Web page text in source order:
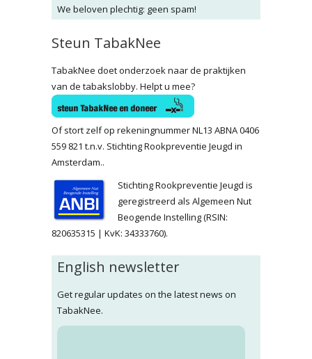
We beloven plechtig: geen spam!
Steun TabakNee
TabakNee doet onderzoek naar de praktijken
van de tabakslobby. Helpt u mee?
Of stort zelf op rekeningnummer NL13 ABNA 0406
559 821 t.n.v. Stichting Rookpreventie Jeugd in
Amsterdam..
Stichting Rookpreventie Jeugd is
geregistreerd als Algemeen Nut
Beogende Instelling (RSIN:
820635315 | KvK: 34333760).
English newsletter
Get regular updates on the latest news on
TabakNee.